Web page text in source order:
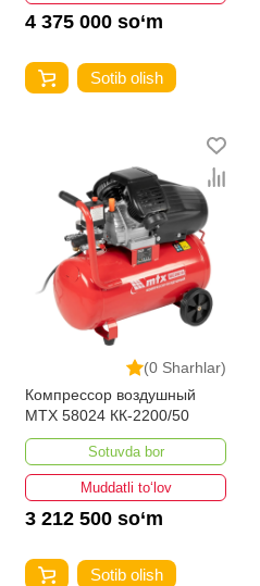
4 375 000 so‘m
Sotib olish
(0 Sharhlar)
Компрессор воздушный
MTX 58024 КК-2200/50
Sotuvda bor
Muddatli to‘lov
3 212 500 so‘m
Sotib olish